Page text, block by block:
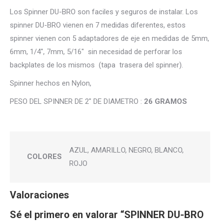
Los Spinner DU-BRO son faciles y seguros de instalar. Los
spinner DU-BRO vienen en 7 medidas diferentes, estos
spinner vienen con 5 adaptadores de eje en medidas de 5mm,
6mm, 1/4″, 7mm, 5/16″ sin necesidad de perforar los
backplates de los mismos (tapa trasera del spinner).
Spinner hechos en Nylon,
PESO DEL SPINNER DE 2″ DE DIAMETRO : 26 GRAMOS
COLORES
AZUL, AMARILLO, NEGRO, BLANCO,
ROJO
Valoraciones
Sé el primero en valorar “SPINNER DU-BRO